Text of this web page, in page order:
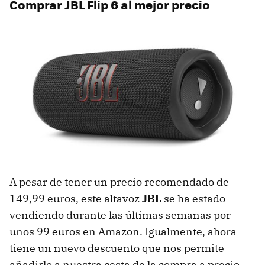
Comprar JBL Flip 6 al mejor precio
A pesar de tener un precio recomendado de
149,99 euros, este altavozJBL se ha estado
vendiendo durante las últimas semanas por
unos 99 euros en Amazon. Igualmente, ahora
tiene un nuevo descuento que nos permite